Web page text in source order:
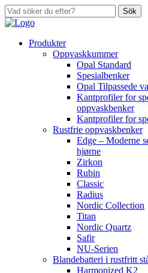
Sök
Produkter
Oppvaskkummer
Opal Standard
Spesialbenker
Opal Tilpassede
Kantprofiler for
oppvaskbenker
Kantprofiler for
Rustfrie oppvaskbenker
Edge – Moderne
hjørne
Zirkon
Rubin
Classic
Radius
Nordic Collection
Titan
Nordic Quartz
Safir
NU-Serien
Blandebatteri i rustfritt
Harmonized K2